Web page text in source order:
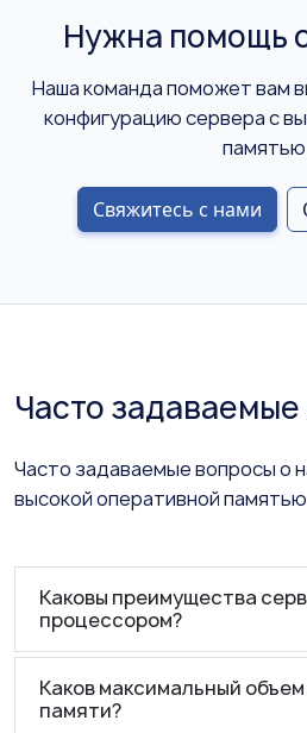
Нужна помощь
Наша команда поможет вам
конфигурацию сервера с
Свяжитесь с нами
Часто
Часто задаваемые вопросы о
высокой оперативной
Каковы преимущества
процессором?
Каков максимальный
памяти?